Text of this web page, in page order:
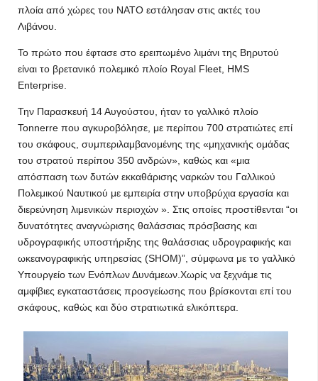
πλοία από χώρες του ΝΑΤΟ εστάλησαν στις ακτές του
Λιβάνου.
Το πρώτο που έφτασε στο ερειπωμένο λιμάνι της Βηρυτού
είναι το βρετανικό πολεμικό πλοίο Royal Fleet, HMS
Enterprise.
Την Παρασκευή 14 Αυγούστου, ήταν το γαλλικό πλοίο
Tonnerre που αγκυροβόλησε, με περίπου 700 στρατιώτες επί
του σκάφους, συμπεριλαμβανομένης της «μηχανικής ομάδας
του στρατού περίπου 350 ανδρών», καθώς και «μια
απόσπαση των δυτών εκκαθάρισης ναρκών του Γαλλικού
Πολεμικού Ναυτικού με εμπειρία στην υποβρύχια εργασία και
διερεύνηση λιμενικών περιοχών ». Στις οποίες προστίθενται “οι
δυνατότητες αναγνώρισης θαλάσσιας πρόσβασης και
υδρογραφικής υποστήριξης της θαλάσσιας υδρογραφικής και
ωκεανογραφικής υπηρεσίας (SHOM)”, σύμφωνα με το γαλλικό
Υπουργείο των Ενόπλων Δυνάμεων.Χωρίς να ξεχνάμε τις
αμφίβιες εγκαταστάσεις προσγείωσης που βρίσκονται επί του
σκάφους, καθώς και δύο στρατιωτικά ελικόπτερα.